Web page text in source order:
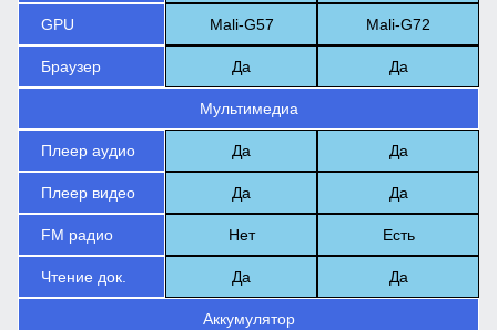
GPU Mali-G57 Mali-G72
Браузер Да Да
Мультимедиа
Плеер аудио Да Да
Плеер видео Да Да
FM радио Нет Есть
Чтение док. Да Да
Аккумулятор